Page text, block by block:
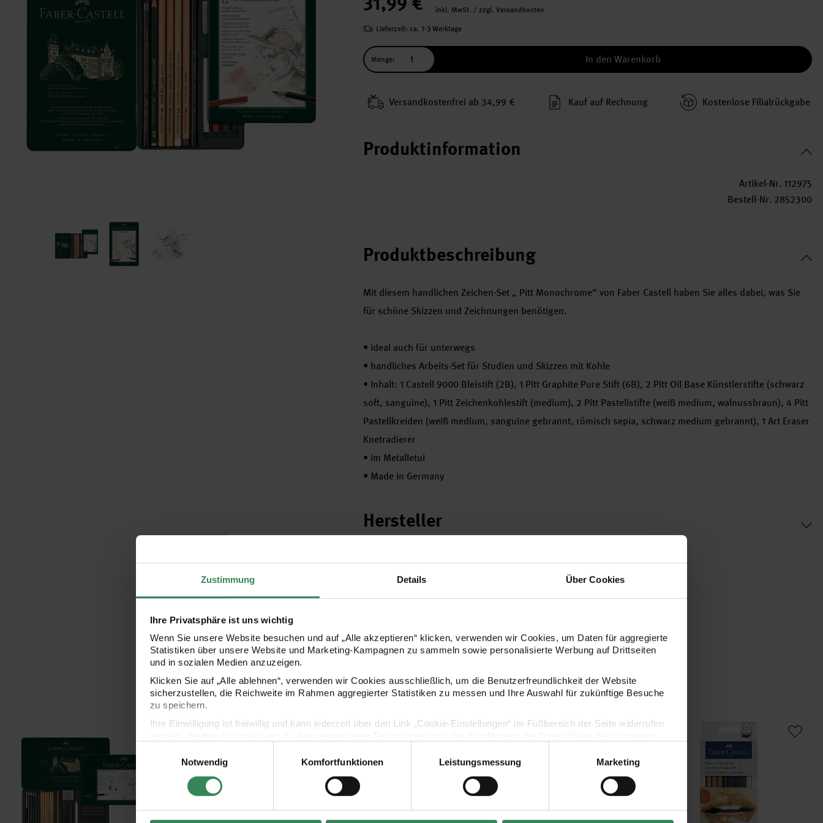
Zustimmung Details Über Cookies
Ihre Privatsphäre ist uns wichtig
Wenn Sie unsere Website besuchen und auf „Alle akzeptieren“ klicken, verwenden wir Cookies, um Daten für aggregierte
Statistiken über unsere Website und Marketing-Kampagnen zu sammeln sowie personalisierte Werbung auf Drittseiten
und in sozialen Medien anzuzeigen.
Klicken Sie auf „Alle ablehnen“, verwenden wir Cookies ausschließlich, um die Benutzerfreundlichkeit der Website
sicherzustellen, die Reichweite im Rahmen aggregierter Statistiken zu messen und Ihre Auswahl für zukünftige Besuche
zu speichern.
Ihre Einwilligung ist freiwillig und kann jederzeit über den Link „Cookie-Einstellungen“ im Fußbereich der Seite widerrufen
Impressum
Datenschutz Vertrag widerrufen
Notwendig
Komfortfunktionen Leistungsmessung Marketing
inkl. MwSt. / zzgl. Versandkosten
Lieferzeit: ca. 1-3 Werktage
Menge: In den Warenkorb
Versand­kosten­frei ab 34,99 € Kauf auf Rechnung Kosten­lose Filial­rückgabe
Produktinformation
Artikel-Nr. 112975
Bestell-Nr. 2852300
Produktbeschreibung
Mit diesem handlichen Zeichen-Set „ Pitt Monochrome“ von Faber Castell haben Sie alles dabei, was Sie
für schöne Skizzen und Zeichnungen benötigen.
• ideal auch für unterwegs
• handliches Arbeits-Set für Studien und Skizzen mit Kohle
• Inhalt: 1 Castell 9000 Bleistift (2B), 1 Pitt Graphite Pure Stift (6B), 2 Pitt Oil Base Künstlerstifte (schwarz
soft, sanguine), 1 Pitt Zeichenkohlestift (medium), 2 Pitt Pastellstifte (weiß medium, walnussbraun), 4 Pitt
Pastellkreiden (weiß medium, sanguine gebrannt, römisch sepia, schwarz medium gebrannt), 1 Art Eraser
Knetradierer
• im Metalletui
• Made in Germany
Hersteller
Kaufempfehlung
Pitt Graphite Zeichenset medium Pitt Graphite Zeichenset groß Pitt Monochrome Zeichenset Zeichenset Klassik